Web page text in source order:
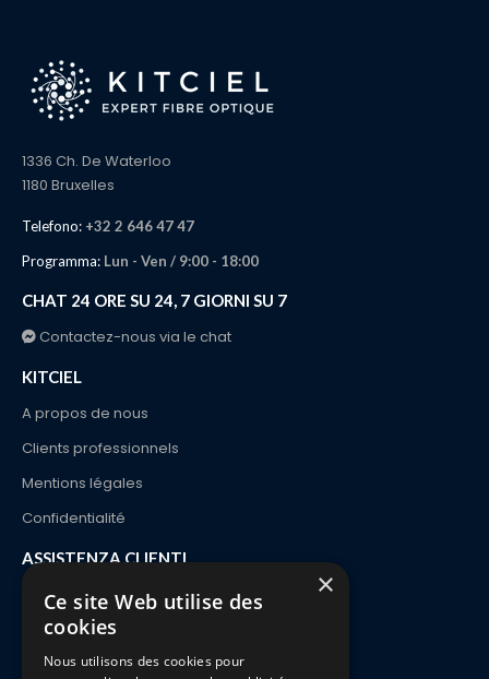
1336 Ch. De Waterloo
1180 Bruxelles
Telefono: +32 2 646 47 47
Programma: Lun - Ven / 9:00 - 18:00
CHAT 24 ORE SU 24, 7 GIORNI SU 7
Contactez-nous via le chat
KITCIEL
A propos de nous
Clients professionnels
Mentions légales
Confidentialité
ASSISTENZA CLIENTI
Contatto
Ordine e consegna
Pagamenti
×
Ce site Web utilise des
cookies
Nous utilisons des cookies pour